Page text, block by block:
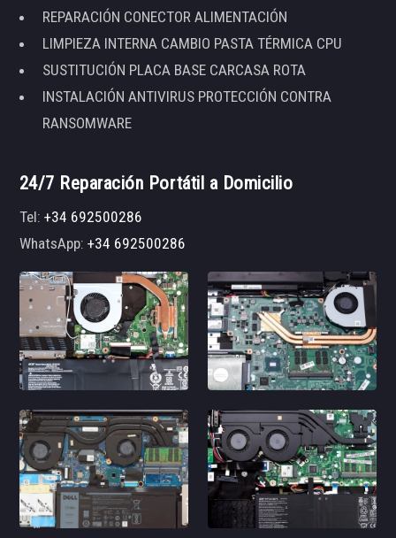
REPARACIÓN CONECTOR ALIMENTACIÓN
LIMPIEZA INTERNA CAMBIO PASTA TÉRMICA CPU
SUSTITUCIÓN PLACA BASE CARCASA ROTA
INSTALACIÓN ANTIVIRUS PROTECCIÓN CONTRA
RANSOMWARE
24/7 Reparación Portátil a Domicilio
Tel:+34 692500286
WhatsApp:+34 692500286